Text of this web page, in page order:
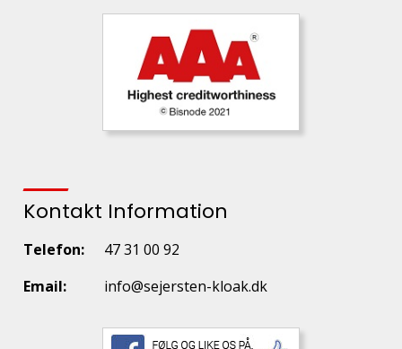
Kontakt Information
Telefon:
47 31 00 92
Email:
info@sejersten-kloak.dk